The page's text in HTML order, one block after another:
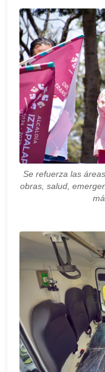
Se refuerza las
obras, salud,